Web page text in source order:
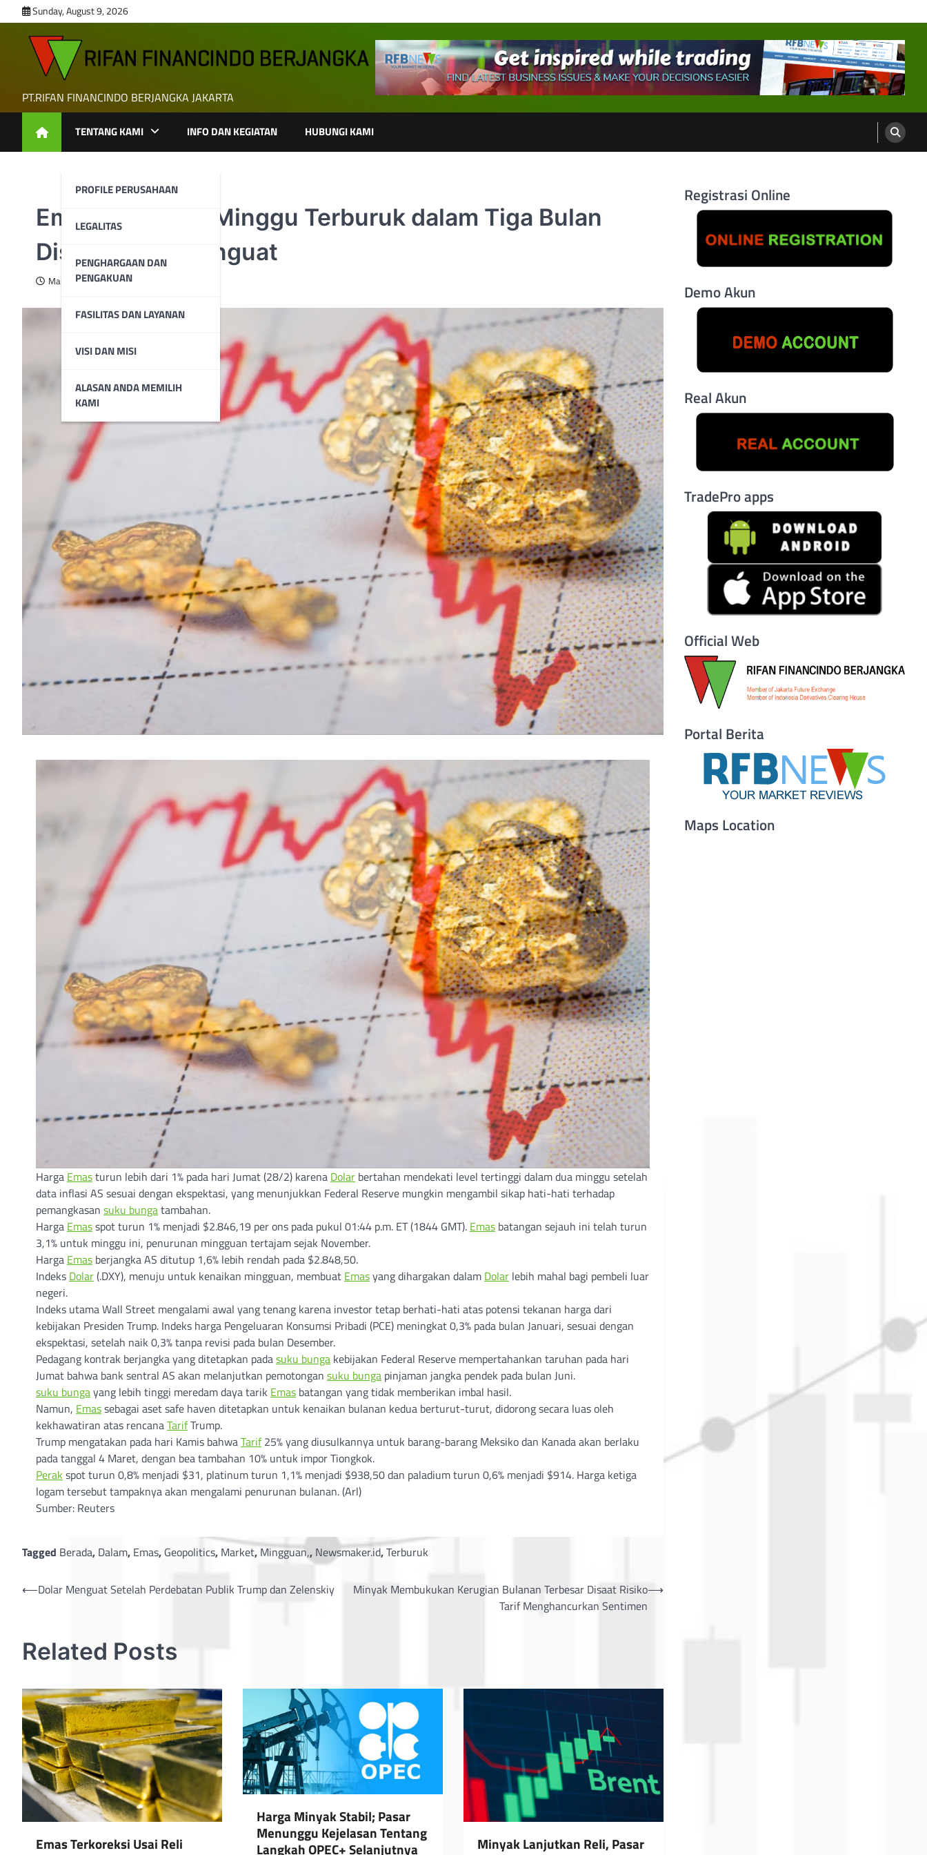
to
content
Sunday, August 9, 2026
PT.RIFAN FINANCINDO BERJANGKA JAKARTA
TENTANG KAMI
PROFILE PERUSAHAAN
LEGALITAS
PENGHARGAAN DAN
PENGAKUAN
FASILITAS DAN LAYANAN
VISI DAN MISI
ALASAN ANDA MEMILIH
KAMI
INFO DAN KEGIATAN HUBUNGI KAMI
Emas Berada di Minggu Terburuk dalam Tiga Bulan
Disaat Dolar Menguat
March 1, 2025
Harga Emasturun lebih dari 1% pada hari Jumat (28/2) karena Dolar bertahan mendekati level tertinggi dalam dua minggu setelah
data inflasi AS sesuai dengan ekspektasi, yang menunjukkan Federal Reserve mungkin mengambil sikap hati-hati terhadap
pemangkasan suku bungatambahan.
Harga Emasspot turun 1% menjadi $2.846,19 per ons pada pukul 01:44 p.m. ET (1844 GMT). Emas batangan sejauh ini telah turun
3,1% untuk minggu ini, penurunan mingguan tertajam sejak November.
Harga Emas berjangka AS ditutup 1,6% lebih rendah pada $2.848,50.
Indeks Dolar(.DXY), menuju untuk kenaikan mingguan, membuat Emasyang dihargakan dalam Dolar lebih mahal bagi pembeli luar
negeri.
Indeks utama Wall Street mengalami awal yang tenang karena investor tetap berhati-hati atas potensi tekanan harga dari
kebijakan Presiden Trump. Indeks harga Pengeluaran Konsumsi Pribadi (PCE) meningkat 0,3% pada bulan Januari, sesuai dengan
ekspektasi, setelah naik 0,3% tanpa revisi pada bulan Desember.
Pedagang kontrak berjangka yang ditetapkan padasuku bunga kebijakan Federal Reserve mempertahankan taruhan pada hari
Jumat bahwa bank sentral AS akan melanjutkan pemotongan suku bunga pinjaman jangka pendek pada bulan Juni.
suku bungayang lebih tinggi meredam daya tarik Emas batangan yang tidak memberikan imbal hasil.
Namun, Emassebagai aset safe haven ditetapkan untuk kenaikan bulanan kedua berturut-turut, didorong secara luas oleh
kekhawatiran atas rencanaTarifTrump.
Trump mengatakan pada hari Kamis bahwaTarif25% yang diusulkannya untuk barang-barang Meksiko dan Kanada akan berlaku
pada tanggal 4 Maret, dengan bea tambahan 10% untuk impor Tiongkok.
Perak spot turun 0,8% menjadi $31, platinum turun 1,1% menjadi $938,50 dan paladium turun 0,6% menjadi $914. Harga ketiga
logam tersebut tampaknya akan mengalami penurunan bulanan. (Arl)
Sumber: Reuters
Tagged Berada, Dalam, Emas, Geopolitics, Market, Mingguan,, Newsmaker.id,Terburuk
Post
⟵Dolar Menguat Setelah Perdebatan Publik Trump dan Zelenskiy
Minyak Membukukan Kerugian Bulanan Terbesar Disaat Risiko
Tarif Menghancurkan Sentimen
⟶
Related Posts
Emas Terkoreksi Usai Reli
Harga Minyak Stabil; Pasar
Menunggu Kejelasan Tentang
Langkah OPEC+ Selanjutnya
Minyak Lanjutkan Reli, Pasar
Registrasi Online
Demo Akun
Real Akun
TradePro apps
Official Web
Portal Berita
Maps Location